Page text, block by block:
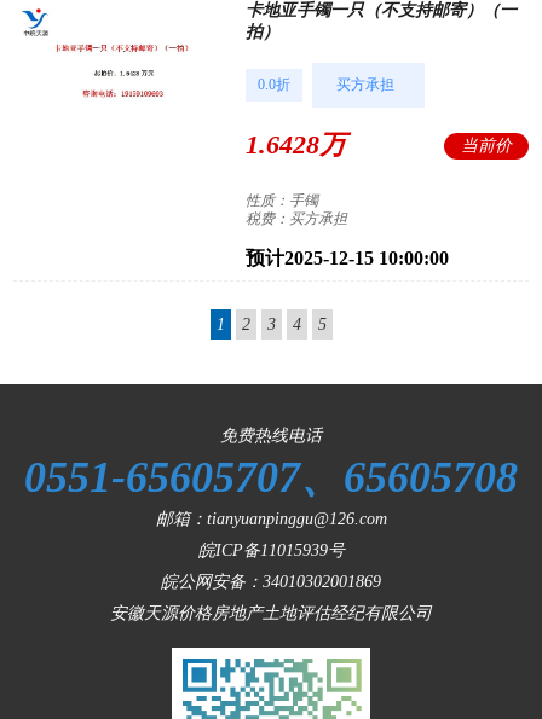
卡地亚手镯一只（不支持邮寄）（一
拍）
0.0折 买方承担
1.6428万 当前价
性质：手镯
税费：买方承担
预计2025-12-15 10:00:00
1 2 3 4 5
免费热线电话
0551-65605707、65605708
邮箱：tianyuanpinggu@126.com
皖ICP备11015939号
皖公网安备： 34010302001869
安徽天源价格房地产土地评估经纪有限公司